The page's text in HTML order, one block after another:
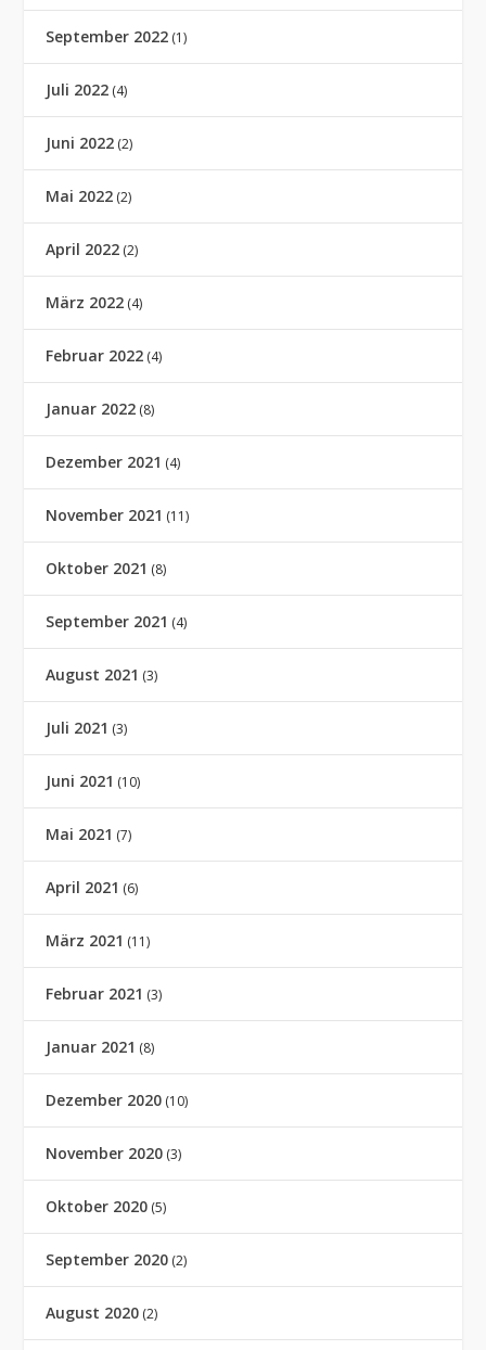
September 2022 (1)
Juli 2022 (4)
Juni 2022 (2)
Mai 2022 (2)
April 2022 (2)
März 2022 (4)
Februar 2022 (4)
Januar 2022 (8)
Dezember 2021 (4)
November 2021 (11)
Oktober 2021 (8)
September 2021 (4)
August 2021 (3)
Juli 2021 (3)
Juni 2021 (10)
Mai 2021 (7)
April 2021 (6)
März 2021 (11)
Februar 2021 (3)
Januar 2021 (8)
Dezember 2020 (10)
November 2020 (3)
Oktober 2020 (5)
September 2020 (2)
August 2020 (2)